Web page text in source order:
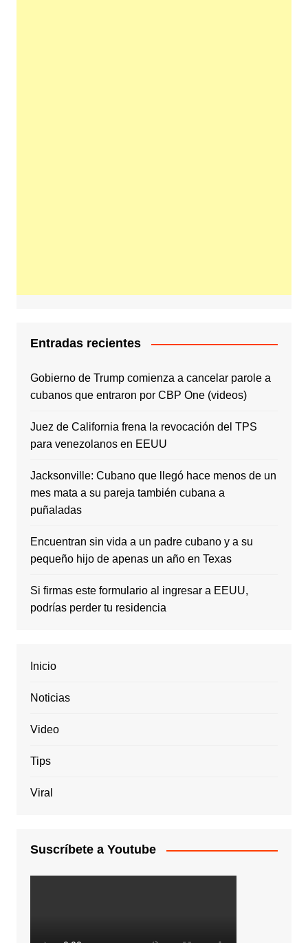
Entradas recientes
Gobierno de Trump comienza a cancelar parole a
cubanos que entraron por CBP One (videos)
Juez de California frena la revocación del TPS
para venezolanos en EEUU
Jacksonville: Cubano que llegó hace menos de un
mes mata a su pareja también cubana a
puñaladas
Encuentran sin vida a un padre cubano y a su
pequeño hijo de apenas un año en Texas
Si firmas este formulario al ingresar a EEUU,
podrías perder tu residencia
Inicio
Noticias
Video
Tips
Viral
Suscríbete a Youtube